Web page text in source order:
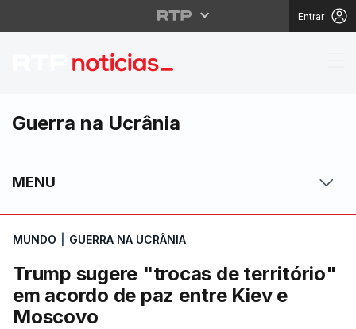
Entrar
Trump sugere "trocas
Guerra na Ucrânia
MENU
MUNDO GUERRA NA UCRÂNIA
Trump sugere "trocas de território"
em acordo de paz entre Kiev e
Moscovo